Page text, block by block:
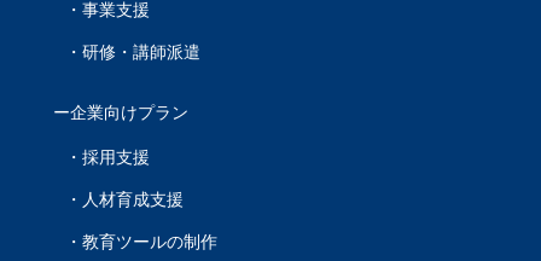
事業支援
研修・講師派遣
企業向けプラン
採用支援
人材育成支援
教育ツールの制作